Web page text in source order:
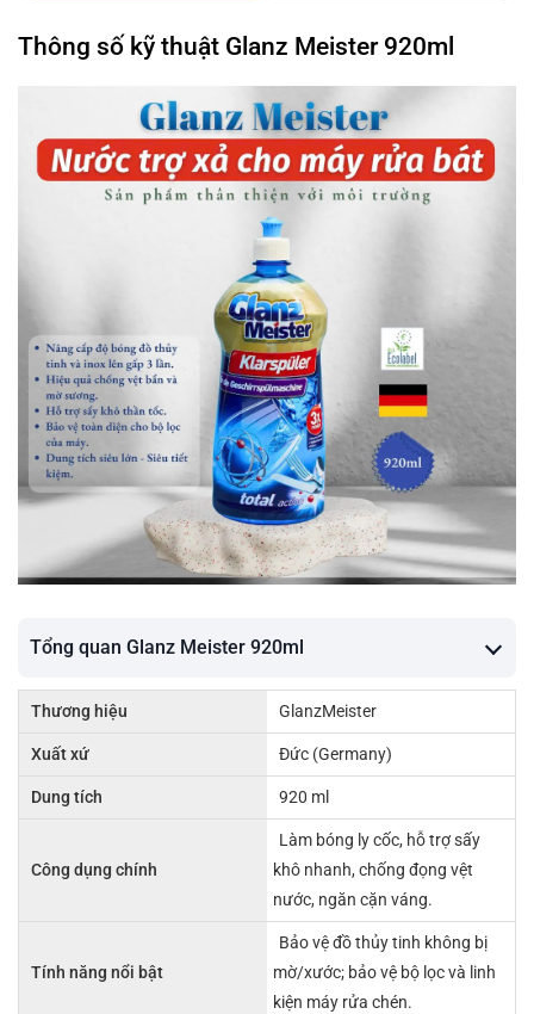
Thông số kỹ thuật Glanz Meister 920ml
Tổng quan Glanz Meister 920ml
Thương hiệu GlanzMeister
Xuất xứ Đức (Germany)
Dung tích 920 ml
Công dụng chính
Làm bóng ly cốc, hỗ trợ sấy
khô nhanh, chống đọng vệt
nước, ngăn cặn váng.
Tính năng nổi bật
Bảo vệ đồ thủy tinh không bị
mờ/xước; bảo vệ bộ lọc và linh
kiện máy rửa chén.